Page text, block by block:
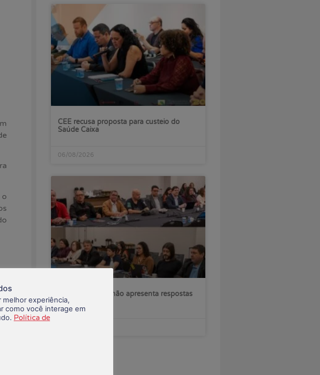
CEE recusa proposta para custeio do
Saúde Caixa
06/08/2026
Banco do Brasil não apresenta respostas
às reivindicações
experiência,
como você interage em
Política de